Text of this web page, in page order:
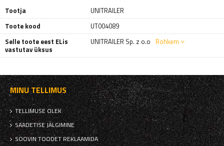
Tootja
UNITRAILER
Toote kood
UT004089
Selle toote eest ELis
vastutav üksus
UNITRAILER Sp. z o.o Rohkem
MINU TELLIMUS
TELLIMUSE OLEK
SAADETISE JÄLGIMINE
SOOVIN TOODET REKLAAMIDA